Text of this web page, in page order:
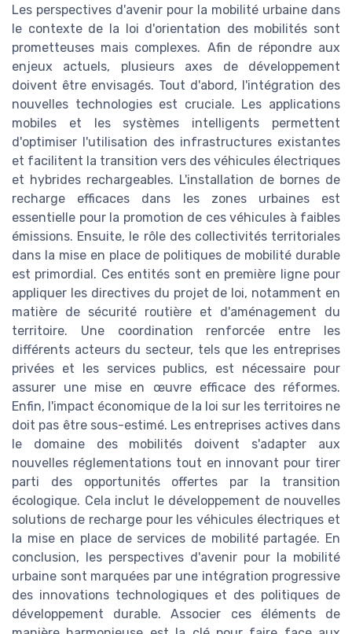
Les perspectives d'avenir pour la mobilité urbaine dans
le contexte de la loi d'orientation des mobilités sont
prometteuses mais complexes. Afin de répondre aux
enjeux actuels, plusieurs axes de développement
doivent être envisagés. Tout d'abord, l'intégration des
nouvelles technologies est cruciale. Les applications
mobiles et les systèmes intelligents permettent
d'optimiser l'utilisation des infrastructures existantes
et facilitent la transition vers des véhicules électriques
et hybrides rechargeables. L'installation de bornes de
recharge efficaces dans les zones urbaines est
essentielle pour la promotion de ces véhicules à faibles
émissions. Ensuite, le rôle des collectivités territoriales
dans la mise en place de politiques de mobilité durable
est primordial. Ces entités sont en première ligne pour
appliquer les directives du projet de loi, notamment en
matière de sécurité routière et d'aménagement du
territoire. Une coordination renforcée entre les
différents acteurs du secteur, tels que les entreprises
privées et les services publics, est nécessaire pour
assurer une mise en œuvre efficace des réformes.
Enfin, l'impact économique de la loi sur les territoires ne
doit pas être sous-estimé. Les entreprises actives dans
le domaine des mobilités doivent s'adapter aux
nouvelles réglementations tout en innovant pour tirer
parti des opportunités offertes par la transition
écologique. Cela inclut le développement de nouvelles
solutions de recharge pour les véhicules électriques et
la mise en place de services de mobilité partagée. En
conclusion, les perspectives d'avenir pour la mobilité
urbaine sont marquées par une intégration progressive
des innovations technologiques et des politiques de
développement durable. Associer ces éléments de